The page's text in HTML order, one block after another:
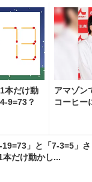
本だけ動
9=73？
アマゾン
コーヒー
19=73」と「7-3=5」
本だけ動かし...